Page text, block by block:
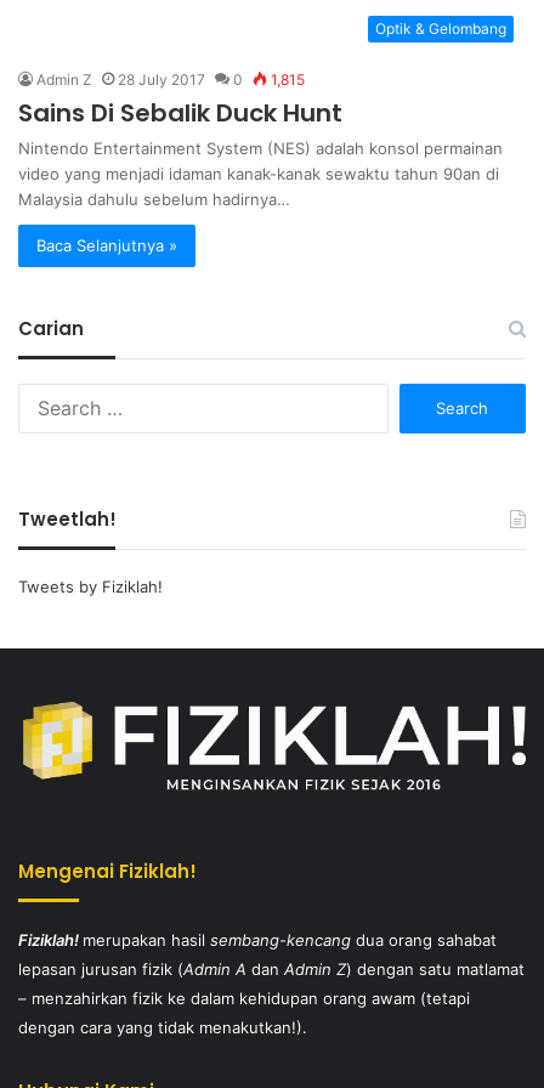
Optik & Gelombang
Admin Z 28 July 2017 0 1,815
Sains Di Sebalik Duck Hunt
Nintendo Entertainment System (NES) adalah konsol permainan
video yang menjadi idaman kanak-kanak sewaktu tahun 90an di
Malaysia dahulu sebelum hadirnya…
Baca Selanjutnya »
Carian
Tweetlah!
Tweets by Fiziklah!
Mengenai Fiziklah!
Fiziklah! merupakan hasil sembang-kencang dua orang sahabat
lepasan jurusan fizik (Admin A dan Admin Z) dengan satu matlamat
– menzahirkan fizik ke dalam kehidupan orang awam (tetapi
dengan cara yang tidak menakutkan!).